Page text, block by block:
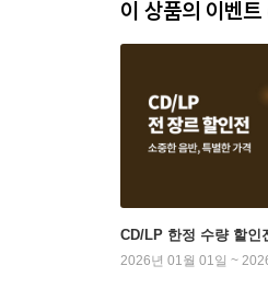
이 상품의 이벤트
CD/LP 한정 수량 할인
2026년 01월 01일 ~